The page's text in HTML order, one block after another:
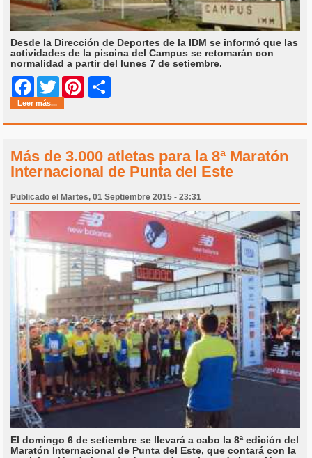
Desde la Dirección de Deportes de la IDM se informó que las
actividades de la piscina del Campus se retomarán con
normalidad a partir del lunes 7 de setiembre.
Facebook
Twitter Pinterest
Leer más...
Más de 3.000 atletas para la 8ª Maratón
Internacional de Punta del Este
Publicado el Martes, 01 Septiembre 2015 - 23:31
El domingo 6 de setiembre se llevará a cabo la 8ª edición del
Maratón Internacional de Punta del Este, que contará con la